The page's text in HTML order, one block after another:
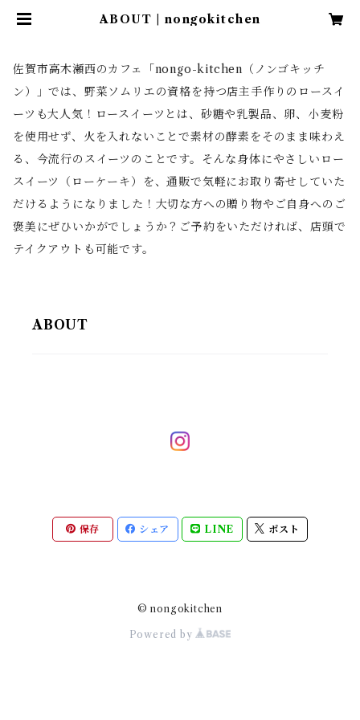
ABOUT | nongokitchen
佐賀市高木瀬西のカフェ「nongo-kitchen（ノンゴキッチ
ン）」では、野菜ソムリエの資格を持つ店主手作りのロースイ
ーツも大人気！ロースイーツとは、砂糖や乳製品、卵、小麦粉
を使用せず、火を入れないことで素材の酵素をそのまま味わえ
る、今流行のスイーツのことです。そんな身体にやさしいロー
スイーツ（ローケーキ）を、通販で気軽にお取り寄せしていた
だけるようになりました！大切な方への贈り物やご自身へのご
褒美にぜひいかがでしょうか？ご予約をいただければ、店頭で
テイクアウトも可能です。
ABOUT
保存 シェア LINE ポスト
© nongokitchen
Powered by